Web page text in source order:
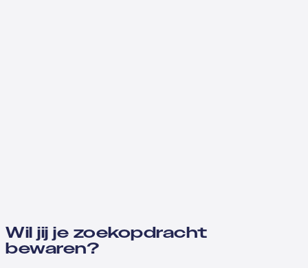
Wil jij je zoekopdracht
bewaren?